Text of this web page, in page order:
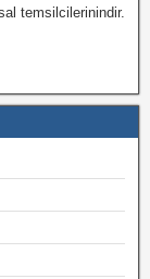
temsilcilerinindir.